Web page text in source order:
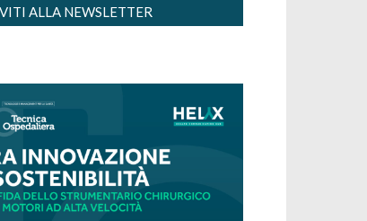
ALLA NEWSLETTER